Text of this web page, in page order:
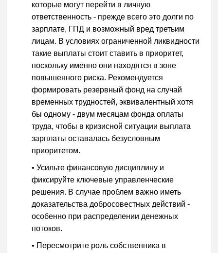
которые могут перейти в личную
ответственность - прежде всего это долги по
зарплате, ГПД и возможный вред третьим
лицам. В условиях ограниченной ликвидности
такие выплаты стоит ставить в приоритет,
поскольку именно они находятся в зоне
повышенного риска. Рекомендуется
формировать резервный фонд на случай
временных трудностей, эквивалентный хотя
бы одному - двум месяцам фонда оплаты
труда, чтобы в кризисной ситуации выплата
зарплаты оставалась безусловным
приоритетом.
• Усильте финансовую дисциплину и
фиксируйте ключевые управленческие
решения. В случае проблем важно иметь
доказательства добросовестных действий -
особенно при распределении денежных
потоков.
• Пересмотрите роль собственника в